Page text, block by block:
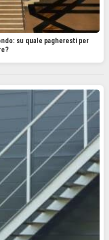
su quale pagheresti per